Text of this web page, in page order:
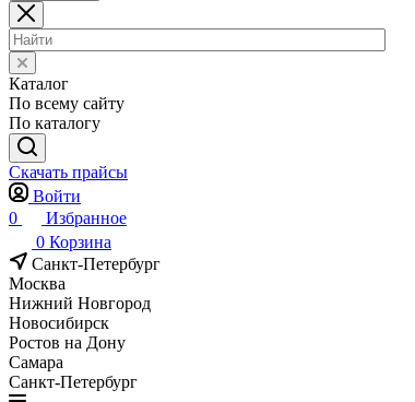
Каталог
По всему сайту
По каталогу
Скачать прайсы
Войти
0
Избранное
0 Корзина
Санкт-Петербург
Москва
Нижний Новгород
Новосибирск
Ростов на Дону
Самара
Санкт-Петербург